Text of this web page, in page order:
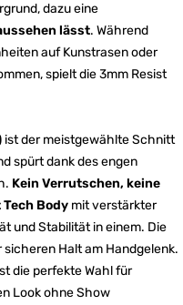
dazu eine
lässt. Während
auf Kunstrasen oder
spielt die 3mm Resist
ist der meistgewählte Schnitt
spürt dank des engen
Kein Verrutschen, keine
Body mit verstärkter
und Stabilität in einem. Die
sicheren Halt am Handgelenk.
die perfekte Wahl für
Look ohne Show